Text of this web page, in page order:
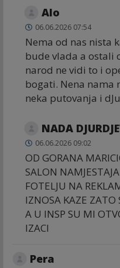
Alo
06.06.2026 07:54
Nema od nas nista
bude vlada a ostali
narod ne vidi to i
bogati. Nena nama
neka putovanja i
NADA
06.06.2026 09:02
OD GORANA
SALON
FOTELJU NA
IZNOSA KAZE ZATO
A U INSP SU MI
IZACI
Pera